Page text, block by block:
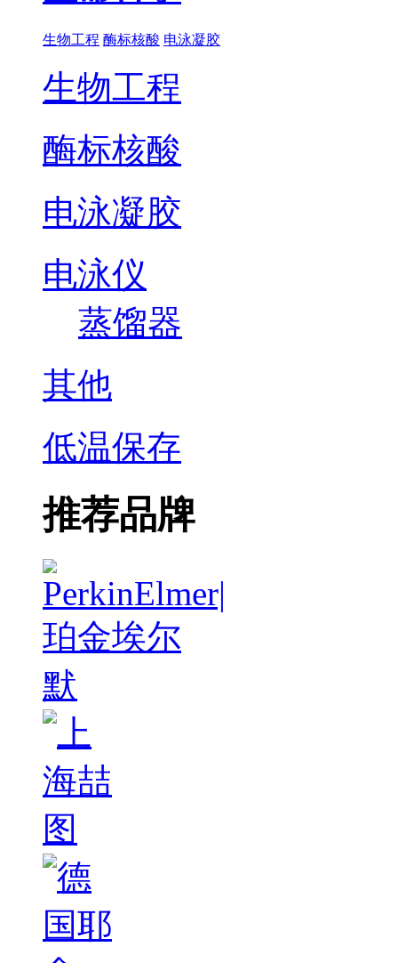
生物工程 酶标核酸 电泳凝胶
生物工程
酶标核酸
电泳凝胶
电泳仪
蒸馏器
其他
低温保存
推荐品牌